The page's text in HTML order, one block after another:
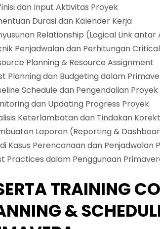
dan Input Aktivitas Proyek
Durasi dan Kalender Kerja
Relationship (Logical Link antar
Penjadwalan dan Perhitungan
Planning & Resource Assignment
Planning dan Budgeting dalam
Schedule dan Pengendalian Proyek
dan Updating Progress Proyek
Keterlambatan dan Tindakan
Laporan (Reporting &
Kasus Perencanaan dan Penjadwalan
Practices dalam Penggunaan
TRAINING
&